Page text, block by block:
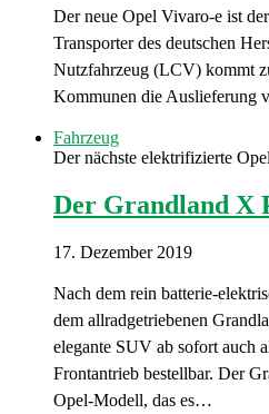
Der neue Opel Vivaro-e ist
Transporter des deutschen
Nutzfahrzeug (LCV) kommt
Kommunen die Auslieferung
Fahrzeug
Der nächste elektrifizierte
Der Grandland X
17. Dezember 2019
Nach dem rein batterie-
dem allradgetriebenen
elegante SUV ab sofort auch
Frontantrieb bestellbar. Der
Opel-Modell, das es…